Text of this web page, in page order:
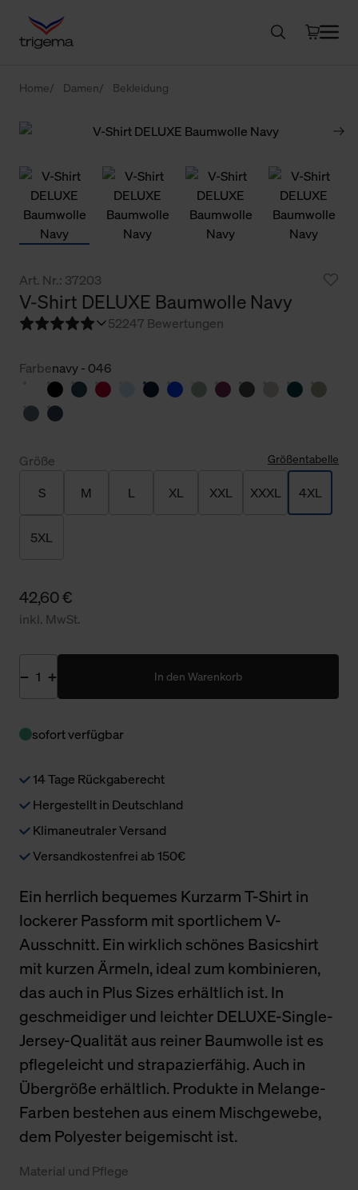
Home Damen Bekleidung
Art. Nr.: 37203
V-Shirt DELUXE Baumwolle Navy
52247 Bewertungen
Farbenavy - 046
Größe Größentabelle
S M L XL XXL XXXL 4XL
5XL
42,60 €
inkl. MwSt.
In den Warenkorb
sofort verfügbar
14 Tage Rückgaberecht
Hergestellt in Deutschland
Klimaneutraler Versand
Versandkostenfrei ab 150€
Ein herrlich bequemes Kurzarm T-Shirt in
lockerer Passform mit sportlichem V-
Ausschnitt. Ein wirklich schönes Basicshirt
mit kurzen Ärmeln, ideal zum kombinieren,
das auch in Plus Sizes erhältlich ist. In
geschmeidiger und leichter DELUXE-Single-
Jersey-Qualität aus reiner Baumwolle ist es
pflegeleicht und strapazierfähig. Auch in
Übergröße erhältlich. Produkte in Melange-
Farben bestehen aus einem Mischgewebe,
dem Polyester beigemischt ist.
Material und Pflege